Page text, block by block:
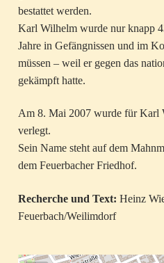
bestattet werden.
Karl Wilhelm wurde nur knapp
Jahre in Gefängnissen und im
müssen – weil er gegen das
gekämpft hatte.
Am 8. Mai 2007 wurde für Karl
verlegt.
Sein Name steht auf dem
dem Feuerbacher Friedhof.
Recherche und Text: Heinz
Feuerbach/Weilimdorf